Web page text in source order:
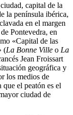
capital de la
la península ibérica,
en el margen
Pontevedra,​ en
«Capital de las
(La Bonne Ville o La
Jean Froissart
geográfica y
los medios de
el peatón es el
ciudad de